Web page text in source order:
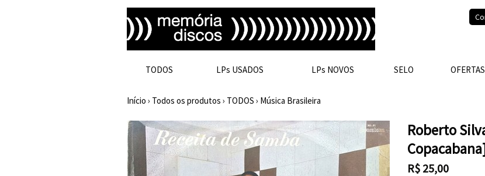
TODOS LPs USADOS LPs NOVOS SELO OFERTAS
Início › Todos os produtos › TODOS › Música Brasileira
Roberto
R$ 25,00